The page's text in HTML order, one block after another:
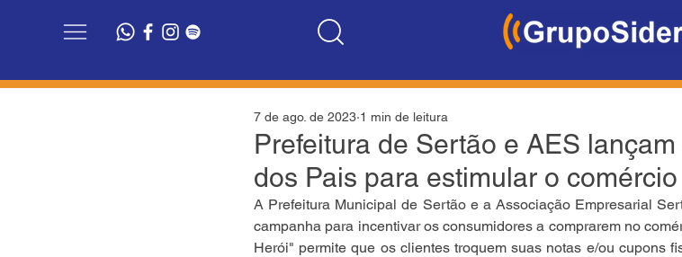
Prefeitura de Sertão e AES
dos Pais para estimular o
7 de ago. de 2023 1 min de leitura
A Prefeitura Municipal de Sertão e a Associação Empresarial
campanha para incentivar os consumidores a comprarem no
Herói" permite que os clientes troquem suas notas e/ou cupons